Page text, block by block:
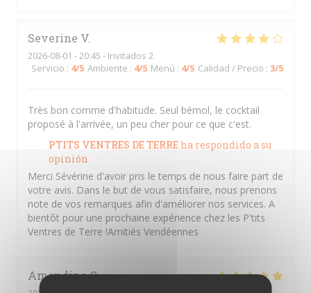
Severine V
2026-08-01 - 20:45 - Invitados 2
Servicio : 4/5 Ambiente : 4/5 Menú : 4/5 Calidad / Precio : 3/5
Très bon comme d'habitude. Seul bémol, le cocktail
proposé à l'arrivée, un peu cher pour ce que c'est.
PTITS VENTRES DE TERRE ha respondido a su
opinión
Merci Sévérine d'avoir pris le temps de nous faire part de
votre avis. Dans le but de vous satisfaire, nous prenons
note de vos remarques afin d'améliorer nos services. A
bientôt pour une prochaine expérience chez les P'tits
Ventres de Terre !Amitiés Vendéennes
AmandineQ